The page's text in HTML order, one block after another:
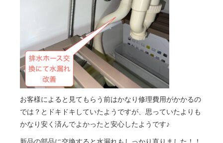
お客様によると見てもらう前はかなり修理費用がかかるの
では？とドキドキしていたようですが、思っていたよりも
かなり安く済んでよかったと安心したようです♪